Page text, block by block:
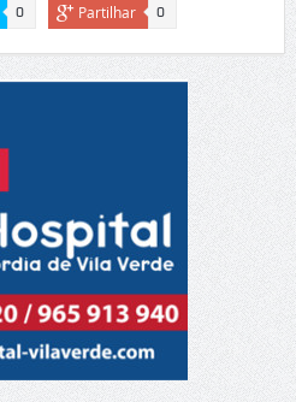
0 Partilhar 0